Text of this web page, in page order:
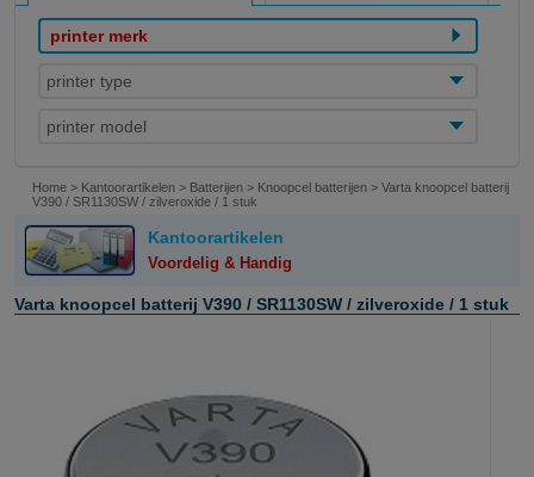
printer merk
printer type
printer model
Home > Kantoorartikelen > Batterijen > Knoopcel batterijen > Varta knoopcel batterij
V390 / SR1130SW / zilveroxide / 1 stuk
Kantoorartikelen
Voordelig & Handig
Varta knoopcel batterij V390 / SR1130SW / zilveroxide / 1 stuk